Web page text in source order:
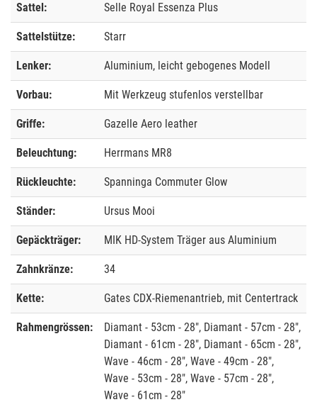
Sattel: Selle Royal Essenza Plus
Sattelstütze: Starr
Lenker: Aluminium, leicht gebogenes Modell
Vorbau: Mit Werkzeug stufenlos verstellbar
Griffe: Gazelle Aero leather
Beleuchtung: Herrmans MR8
Rückleuchte: Spanninga Commuter Glow
Ständer: Ursus Mooi
Gepäckträger: MIK HD-System Träger aus Aluminium
Zahnkränze: 34
Kette: Gates CDX-Riemenantrieb, mit Centertrack
Rahmengrössen:
Diamant - 53cm - 28", Diamant - 57cm - 28",
Diamant - 61cm - 28", Diamant - 65cm - 28",
Wave - 46cm - 28", Wave - 49cm - 28",
Wave - 53cm - 28", Wave - 57cm - 28",
Wave - 61cm - 28"